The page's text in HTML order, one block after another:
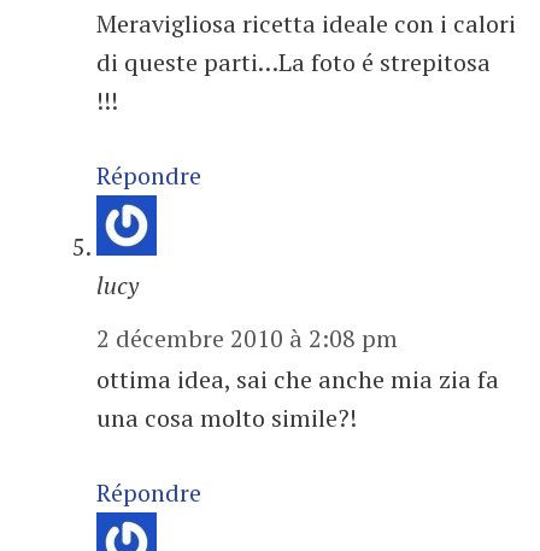
Meravigliosa ricetta ideale con i calori
di queste parti…La foto é strepitosa
!!!
Répondre
lucy
2 décembre 2010 à 2:08 pm
ottima idea, sai che anche mia zia fa
una cosa molto simile?!
Répondre